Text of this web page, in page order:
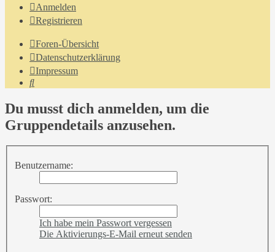
Anmelden
Registrieren
Foren-Übersicht
Datenschutzerklärung
Impressum
Suche
Du musst dich anmelden, um die
Gruppendetails anzusehen.
Benutzername:
Passwort:
Ich habe mein Passwort vergessen
Die Aktivierungs-E-Mail erneut senden